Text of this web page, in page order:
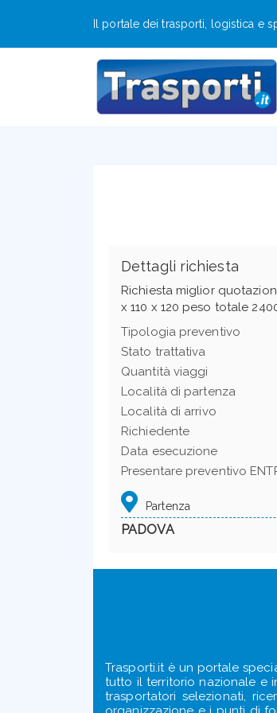
Il portale dei trasporti, logistica e
Dettagli richiesta
Richiesta miglior
x 110 x 120 peso totale
Tipologia preventivo
Stato trattativa
Quantità viaggi
Località di partenza
Località di arrivo
Richiedente
Data esecuzione
Presentare preventivo
Partenza
PADOVA
Trasporti.it è un portale
tutto il territorio nazionale e
trasportatori selezionati,